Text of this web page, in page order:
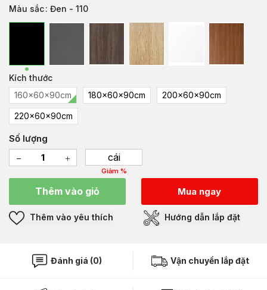
Màu sắc: Đen - 110
Kích thước
160x60x90cm
180x60x90cm 200x60x90cm
220x60x90cm
Số lượng
cái
Giảm %
Thêm vào giỏ Mua ngay
Thêm vào yêu thích Hướng dẫn lắp đặt
Đánh giá (0) Vận chuyển lắp đặt